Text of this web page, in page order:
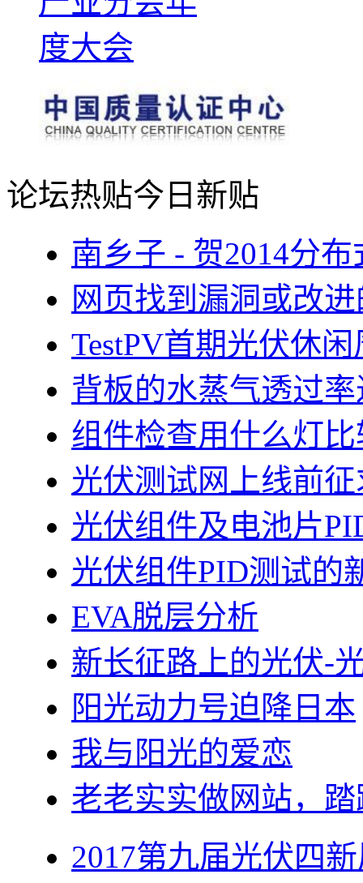
论坛热贴今日新贴
南乡子 - 贺2014分
网页找到漏洞或改
TestPV首期光伏休
背板的水蒸气透过
组件检查用什么灯
光伏测试网上线前
光伏组件及电池片
光伏组件PID测试的
EVA脱层分析
新长征路上的光伏-
阳光动力号迫降日本
我与阳光的爱恋
老老实实做网站，
2017第九届光伏四